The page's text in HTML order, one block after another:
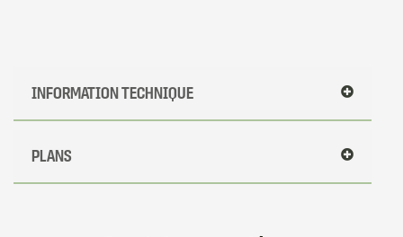
INFORMATION TECHNIQUE
PLANS